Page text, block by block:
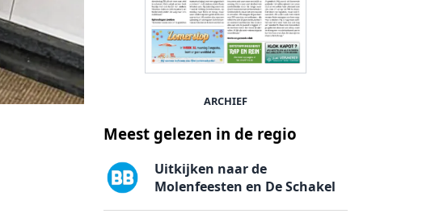
ARCHIEF
Meest gelezen in de regio
Uitkijken naar de
Molenfeesten en De Schakel